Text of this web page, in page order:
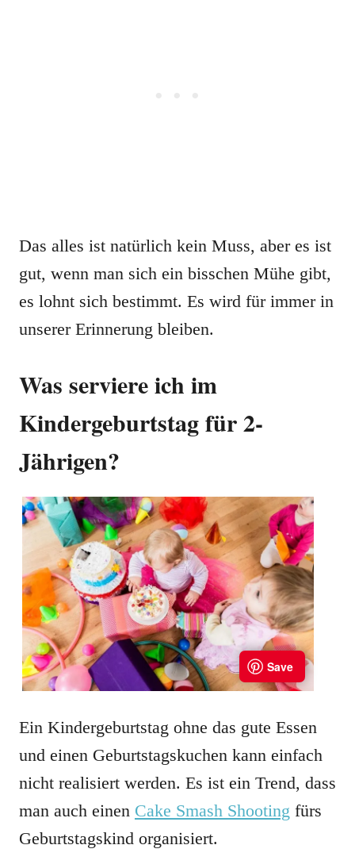
Das alles ist natürlich kein Muss, aber es ist
gut, wenn man sich ein bisschen Mühe gibt,
es lohnt sich bestimmt. Es wird für immer in
unserer Erinnerung bleiben.
Was serviere ich im
Kindergeburtstag für 2-
Jährigen?
Ein Kindergeburtstag ohne das gute Essen
und einen Geburtstagskuchen kann einfach
nicht realisiert werden. Es ist ein Trend, dass
man auch einen Cake Smash Shooting fürs
Geburtstagskind organisiert.